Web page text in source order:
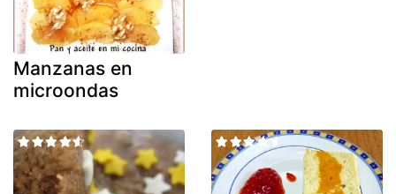
Manzanas en
microondas